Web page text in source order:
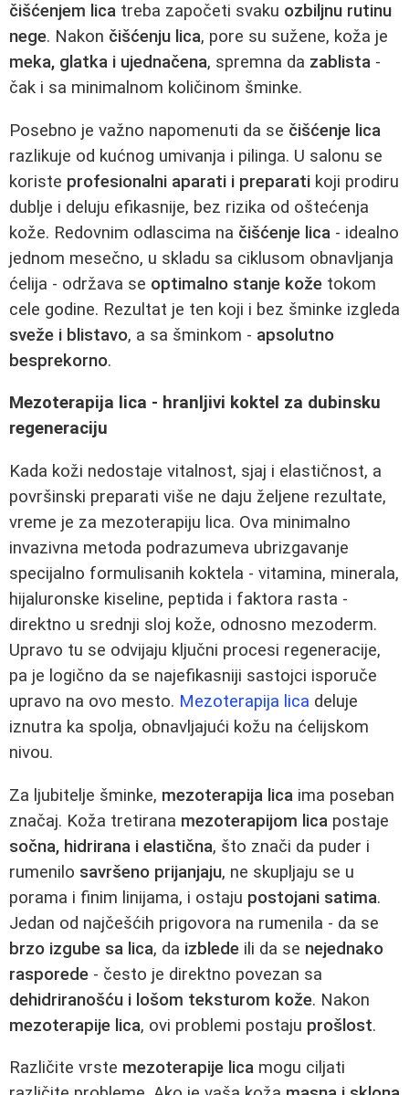
čišćenjem lica treba započeti svaku ozbiljnu rutinu
nege. Nakon čišćenju lica, pore su sužene, koža je
meka, glatka i ujednačena, spremna da zablista -
čak i sa minimalnom količinom šminke.
Posebno je važno napomenuti da se čišćenje lica
razlikuje od kućnog umivanja i pilinga. U salonu se
koriste profesionalni aparati i preparati koji prodiru
dublje i deluju efikasnije, bez rizika od oštećenja
kože. Redovnim odlascima na čišćenje lica - idealno
jednom mesečno, u skladu sa ciklusom obnavljanja
ćelija - održava se optimalno stanje kože tokom
cele godine. Rezultat je ten koji i bez šminke izgleda
sveže i blistavo, a sa šminkom - apsolutno
besprekorno.
Mezoterapija lica - hranljivi koktel za dubinsku
regeneraciju
Kada koži nedostaje vitalnost, sjaj i elastičnost, a
površinski preparati više ne daju željene rezultate,
vreme je za mezoterapiju lica. Ova minimalno
invazivna metoda podrazumeva ubrizgavanje
specijalno formulisanih koktela - vitamina, minerala,
hijaluronske kiseline, peptida i faktora rasta -
direktno u srednji sloj kože, odnosno mezoderm.
Upravo tu se odvijaju ključni procesi regeneracije,
pa je logično da se najefikasniji sastojci isporuče
upravo na ovo mesto. Mezoterapija lica deluje
iznutra ka spolja, obnavljajući kožu na ćelijskom
nivou.
Za ljubitelje šminke, mezoterapija lica ima poseban
značaj. Koža tretirana mezoterapijom lica postaje
sočna, hidrirana i elastična, što znači da puder i
rumenilo savršeno prijanjaju, ne skupljaju se u
porama i finim linijama, i ostaju postojani satima.
Jedan od najčešćih prigovora na rumenila - da se
brzo izgube sa lica, da izblede ili da se nejednako
rasporede - često je direktno povezan sa
dehidriranošću i lošom teksturom kože. Nakon
mezoterapije lica, ovi problemi postaju prošlost.
Različite vrste mezoterapije lica mogu ciljati